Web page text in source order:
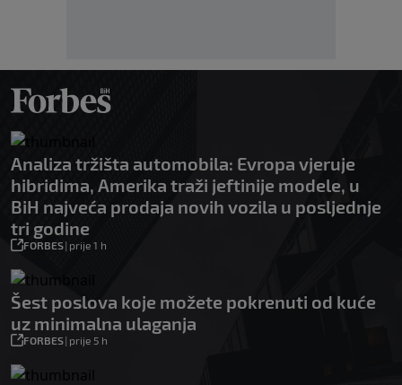
Analiza tržišta automobila: Evropa vjeruje
hibridima, Amerika traži jeftinije modele, u
BiH najveća prodaja novih vozila u posljednje
tri godine
FORBES| prije 1 h
Šest poslova koje možete pokrenuti od kuće
uz minimalna ulaganja
FORBES| prije 5 h